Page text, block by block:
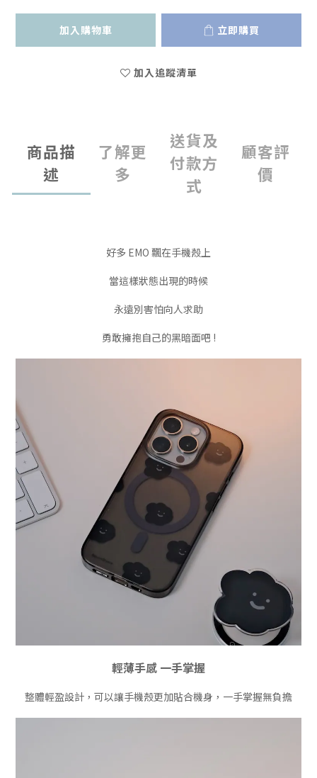
加入購物車 立即購買
加入追蹤清單
商品描
述
了解更
多
送貨及
付款方
式
顧客評
價
好多 EMO 飄在手機殼上
當這樣狀態出現的時候
永遠別害怕向人求助
勇敢擁抱自己的黑暗面吧 !
輕薄手感 一手掌握
整體輕盈設計，可以讓手機殼更加貼合機身，一手掌握無負擔